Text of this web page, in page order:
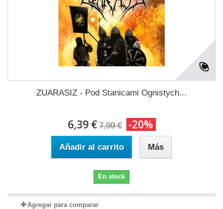
ZUARASIZ - Pod Stanicami Ognistych...
6,39 € 7,99 € -20%
Añadir al carrito Más
En stock
Agregar para comparar